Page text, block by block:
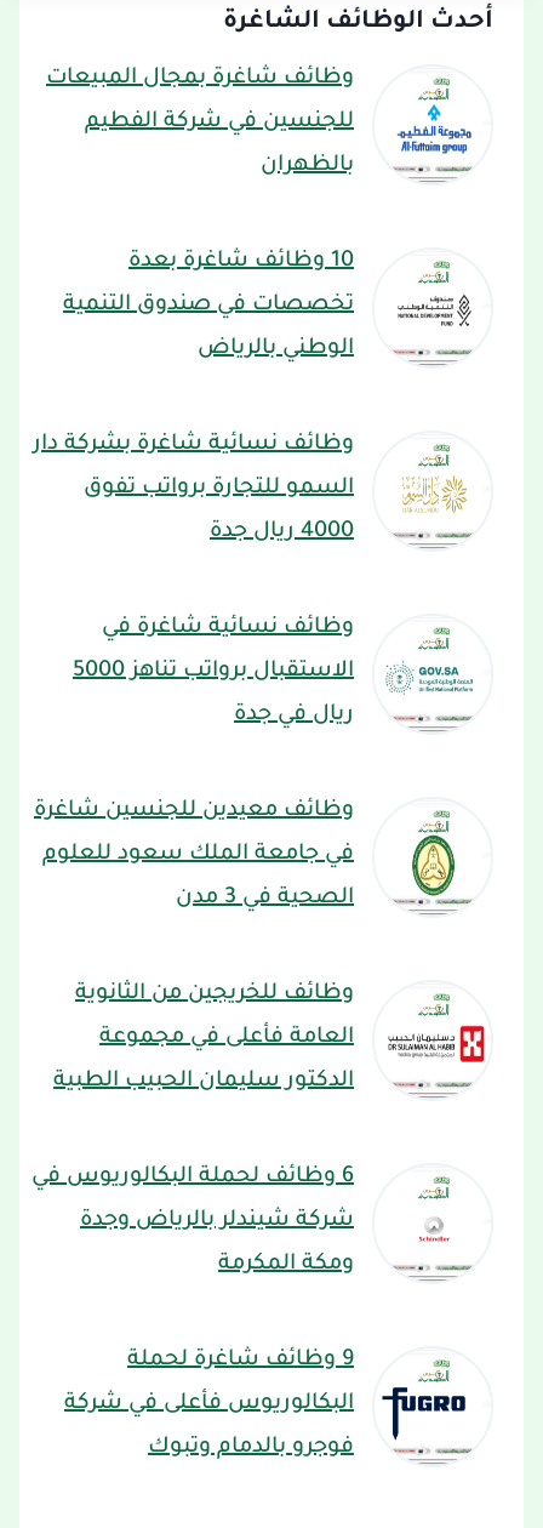
أحدث الوظائف الشاغرة
وظائف شاغرة بمجال المبيعات
للجنسين في شركة الفطيم
بالظهران
10 وظائف شاغرة بعدة
تخصصات في صندوق التنمية
الوطني بالرياض
وظائف نسائية شاغرة بشركة دار
السمو للتجارة برواتب تفوق
4000 ريال جدة
وظائف نسائية شاغرة في
الاستقبال برواتب تناهز 5000
ريال في جدة
وظائف معيدين للجنسين شاغرة
في جامعة الملك سعود للعلوم
الصحية في 3 مدن
وظائف للخريجين من الثانوية
العامة فأعلى في مجموعة
الدكتور سليمان الحبيب الطبية
6 وظائف لحملة البكالوريوس في
شركة شيندلر بالرياض وجدة
ومكة المكرمة
9 وظائف شاغرة لحملة
البكالوريوس فأعلى في شركة
فوجرو بالدمام وتبوك